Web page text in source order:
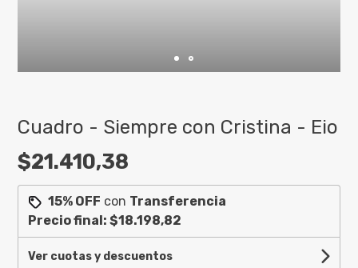
Cuadro - Siempre con Cristina - Eio
$21.410,38
15% OFF con Transferencia
Precio final:$18.198,82
Ver cuotas y descuentos